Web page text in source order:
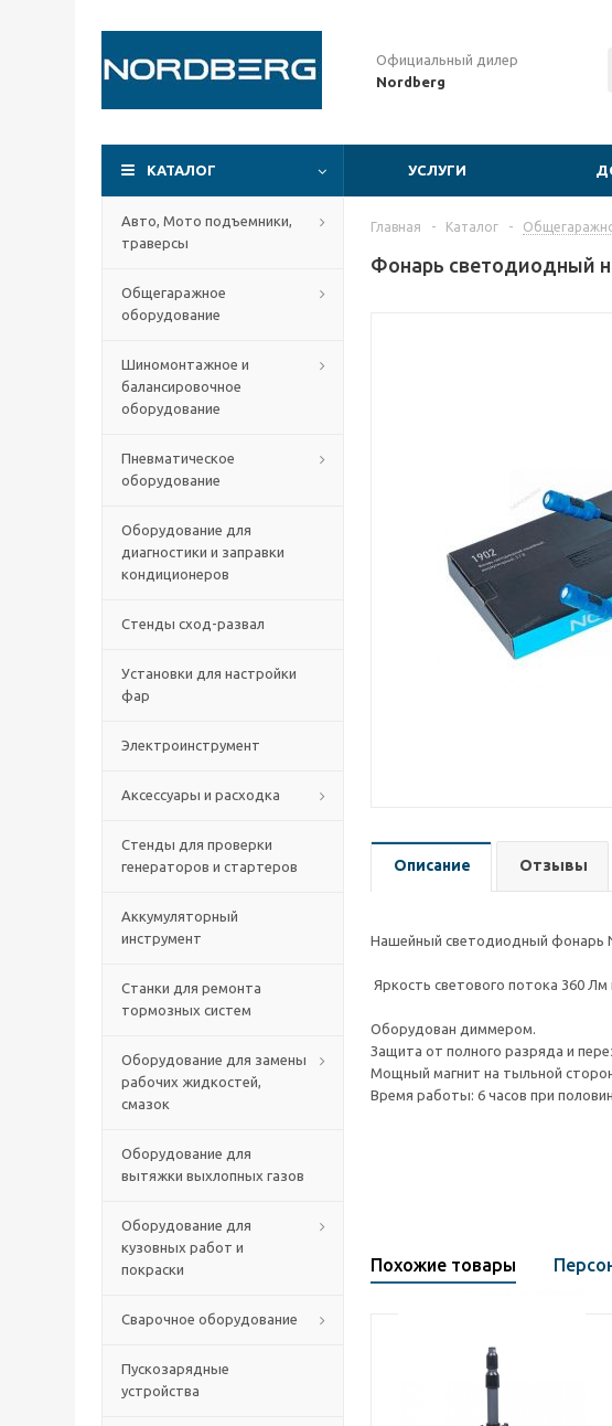
Официальный дилер
Nordberg
КАТАЛОГ УСЛУГИ
Авто, Мото подъемники,
траверсы
Общегаражное
оборудование
Шиномонтажное и
балансировочное
оборудование
Пневматическое
оборудование
Оборудование для
диагностики и заправки
кондиционеров
Стенды сход-развал
Установки для настройки
фар
Электроинструмент
Аксессуары и расходка
Стенды для проверки
генераторов и стартеров
Аккумуляторный
инструмент
Станки для ремонта
тормозных систем
Оборудование для замены
рабочих жидкостей,
смазок
Оборудование для
вытяжки выхлопных газов
Оборудование для
кузовных работ и
покраски
Сварочное оборудование
Пускозарядные
устройства
Главная - Каталог -
Фонарь светодиодный
Описание Отзывы
Нашейный светодиодный фонарь
Яркость светового потока 360
Оборудован диммером.
Защита от полного разряда и
Мощный магнит на тыльной
Время работы: 6 часов при
Похожие товары